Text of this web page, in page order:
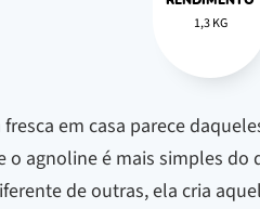
1,3 KG
fresca em casa parece
o agnoline é mais simples do
de outras, ela cria